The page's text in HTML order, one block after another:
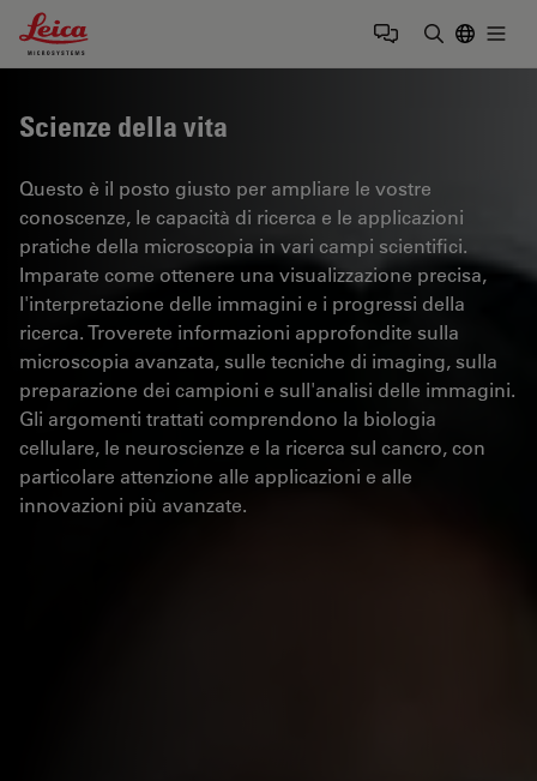
Leica Microsystems Logo
Scienze della vita
Questo è il posto giusto per ampliare le vostre
conoscenze, le capacità di ricerca e le applicazioni
pratiche della microscopia in vari campi scientifici.
Imparate come ottenere una visualizzazione precisa,
l'interpretazione delle immagini e i progressi della
ricerca. Troverete informazioni approfondite sulla
microscopia avanzata, sulle tecniche di imaging, sulla
preparazione dei campioni e sull'analisi delle immagini.
Gli argomenti trattati comprendono la biologia
cellulare, le neuroscienze e la ricerca sul cancro, con
particolare attenzione alle applicazioni e alle
innovazioni più avanzate.